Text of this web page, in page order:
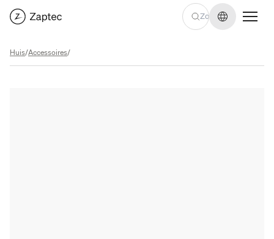
Taal
Huis/Accessoires/